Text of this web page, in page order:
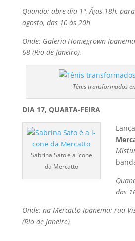
Quando: abre dia 1º, Â¡as 18h,
agosto, das 10 às 20h
Onde: Galeria Homegrown
68 (Rio de Janeiro),
Tênis transformados
DIA 17, QUARTA-FEIRA
Sabrina Sato é a í­cone
da Mercatto
das
Onde: na Mercatto Ipanema: rua
(Rio de Janeiro)